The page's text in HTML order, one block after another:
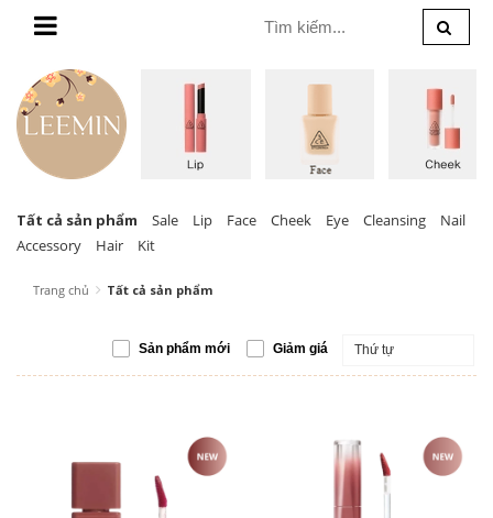
Tất cả sản phẩm Sale Lip Face Cheek Eye Cleansing
Nail
Accessory
Hair Kit
Trang chủ Tất cả sản phẩm
Sản phẩm mới Giảm giá Thứ tự